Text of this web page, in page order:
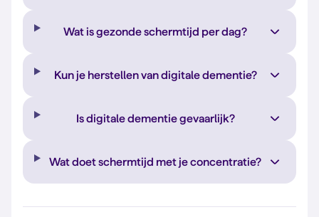
Wat is gezonde schermtijd per dag?
Kun je herstellen van digitale dementie?
Is digitale dementie gevaarlijk?
Wat doet schermtijd met je concentratie?